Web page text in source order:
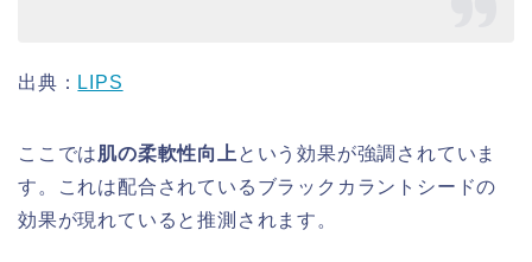
出典： LIPS
ここでは肌の柔軟性向上 という効果が強調されていま
す。これは配合されているブラックカラントシードの
効果が現れていると推測されます。